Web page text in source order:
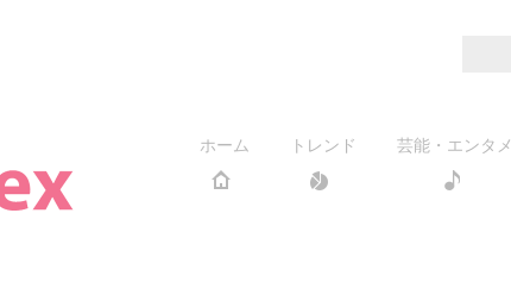
ホーム トレンド 芸能・エンタメ